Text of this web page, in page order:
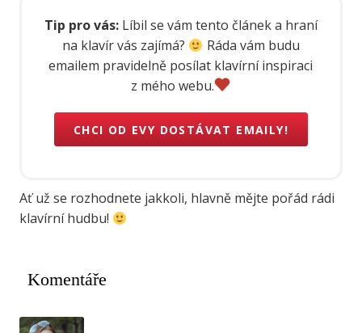
Tip pro vás:Líbil se vám tento článek a hraní
na klavír vás zajímá?
Ráda vám budu
emailem pravidelně posílat klavírní inspiraci
z mého webu.
CHCI OD EVY DOSTÁVAT EMAILY!
Ať už se rozhodnete jakkoli, hlavně mějte pořád rádi
klavírní hudbu!
Komentáře